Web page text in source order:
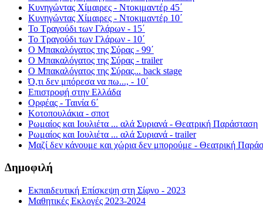
Κυνηγώντας Χίμαιρες - Ντοκιμαντέρ 45΄
Κυνηγώντας Χίμαιρες - Ντοκιμαντέρ 10΄
Το Τραγούδι των Γλάρων - 15΄
Το Τραγούδι των Γλάρων - 10΄
Ο Μπακαλόγατος της Σύρας - 99΄
Ο Μπακαλόγατος της Σύρας - trailer
Ο Μπακαλόγατος της Σύρας... back stage
Ό,τι δεν μπόρεσα να πω..., - 10΄
Επιστροφή στην Ελλάδα
Ορφέας - Ταινία 6΄
Κοτοπουλάκια - σποτ
Ρωμαίος και Ιουλιέτα ... αλά Συριανά - Θεατρική Παράσταση
Ρωμαίος και Ιουλιέτα ... αλά Συριανά - trailer
Μαζί δεν κάνουμε και χώρια δεν μπορούμε - Θεατρική
Δημοφιλή
Εκπαιδευτική Επίσκεψη στη Σίφνο - 2023
Μαθητικές Εκλογές 2023-2024